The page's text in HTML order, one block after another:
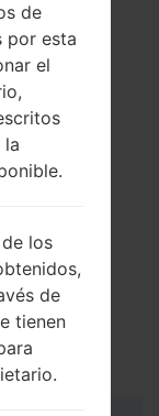
de
por esta
el
la
los
de
tienen